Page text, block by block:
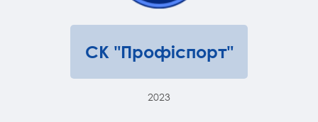
СК "Профіспорт"
2023